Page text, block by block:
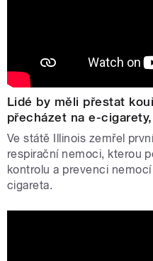
Lidé by měli přestat
přecházet na e-
Ve státě Illinois zemřel
respirační nemoci, kterou
kontrolu a prevenci
cigareta.